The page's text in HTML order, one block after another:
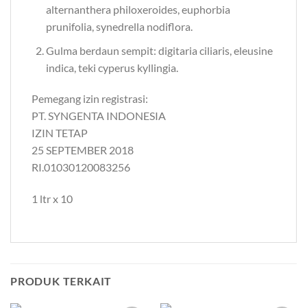
alternanthera philoxeroides, euphorbia
prunifolia, synedrella nodiflora.
Gulma berdaun sempit: digitaria ciliaris, eleusine
indica, teki cyperus kyllingia.
Pemegang izin registrasi:
PT. SYNGENTA INDONESIA
IZIN TETAP
25 SEPTEMBER 2018
RI.01030120083256
1 ltr x 10
PRODUK TERKAIT